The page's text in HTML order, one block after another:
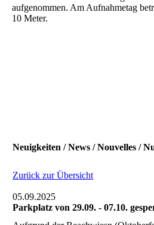
aufgenommen. Am Aufnahmetag
10 Meter.
Neuigkeiten / News / Nouvelles /
Zurück zur Übersicht
05.09.2025
Parkplatz von 29.09. - 07.10.